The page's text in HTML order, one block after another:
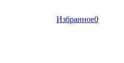
Избранное0